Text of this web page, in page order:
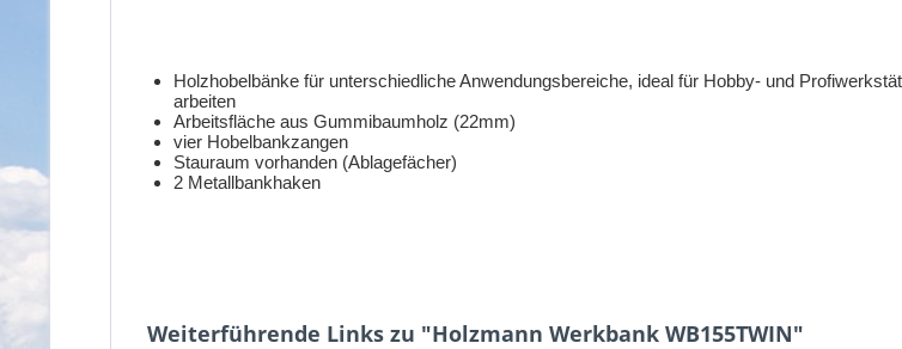
Holzhobelbänke für unterschiedliche Anwendungsbereiche, ideal für Hobby- und
arbeiten
Arbeitsfläche aus Gummibaumholz (22mm)
vier Hobelbankzangen
Stauraum vorhanden (Ablagefächer)
2 Metallbankhaken
Weiterführende Links zu "Holzmann Werkbank WB155TWIN"